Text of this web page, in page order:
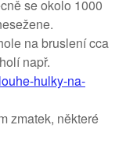
se okolo 1000
na bruslení cca
např.
hulky-na-
zmatek, některé